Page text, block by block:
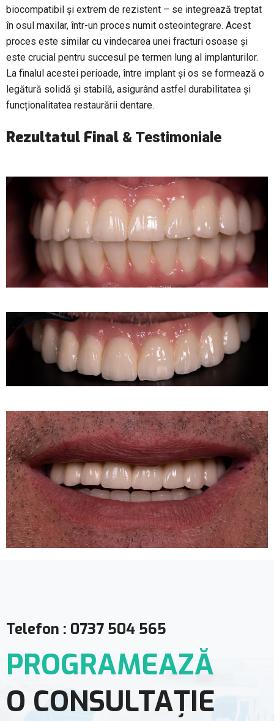
biocompatibil și extrem de rezistent – se integrează treptat
în osul maxilar, într-un proces numit osteointegrare. Acest
proces este similar cu vindecarea unei fracturi osoase și
este crucial pentru succesul pe termen lung al implanturilor.
La finalul acestei perioade, între implant și os se formează o
legătură solidă și stabilă, asigurând astfel durabilitatea și
funcționalitatea restaurării dentare.
Rezultatul Final & Testimoniale
Telefon : 0737 504 565
PROGRAMEAZĂ
O CONSULTAȚIE